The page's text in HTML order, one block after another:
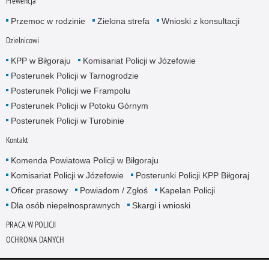
Przemoc w rodzinie Zielona strefa Wnioski z konsultacji
Dzielnicowi
KPP w Biłgoraju
Komisariat Policji w Józefowie
Posterunek Policji w Tarnogrodzie
Posterunek Policji we Frampolu
Posterunek Policji w Potoku Górnym
Posterunek Policji w Turobinie
Kontakt
Komenda Powiatowa Policji w Biłgoraju
Komisariat Policji w Józefowie
Posterunki Policji KPP Biłgoraj
Oficer prasowy
Powiadom / Zgłoś
Kapelan Policji
Dla osób niepełnosprawnych
Skargi i wnioski
PRACA W POLICJI
OCHRONA DANYCH